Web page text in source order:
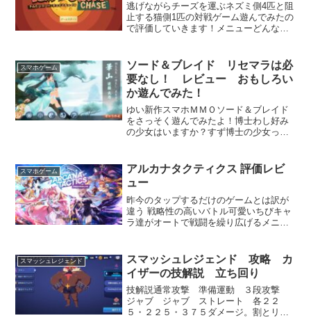
逃げながらチーズを運ぶネズミ側4匹と阻
止する猫側1匹の対戦ゲーム遊んでみたの
で評価していきます！メニューどんなゲ
なゲーム?ネズミ側4匹はチーズをマップ
から探し5つ運べ...
スマホゲーム
ソード＆ブレイド リセマラは必
要なし！ レビュー おもしろい
か遊んでみた！
ゆい新作スマホＭＭＯソード＆ブレイド
をさっそく遊んでみたよ！博士わし好み
の少女はいますか？すず博士の少女って
一学期と二学期の間になにがあるんだ
よ・・・・戦闘は従...
スマホゲーム
アルカナタクティクス 評価レビ
ュー
昨今のタップするだけのゲームとは訳が
違う 戦略性の高いバトル可愛いちびキャ
ラ達がオートで戦闘を繰り広げるメニュ
無課金で十分楽しめる設計綺麗な英雄達
の挿絵とアルカナカード...
スマッシュレジェンド
スマッシュレジェンド 攻略 カ
イザーの技解説 立ち回り
技解説通常攻撃 準備運動 ３段攻撃
ジャブ ジャブ ストレート 各２２
５・２２５・３７５ダメージ。割とリー